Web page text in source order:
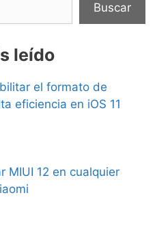
Buscar
leído
el formato de
eficiencia en iOS 11
MIUI 12 en cualquier